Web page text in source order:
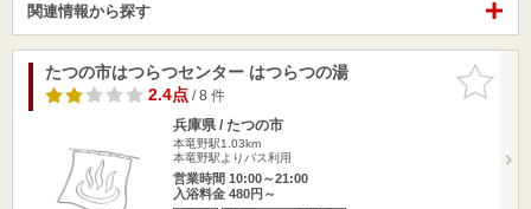
関連情報から探す
お気に入
りに追加
たつの市はつらつセンター はつらつの湯
2.4点/ 8 件
兵庫県 / たつの市
本竜野駅1.03km
本竜野駅よりバス利用
営業時間 10:00～21:00
入浴料金 480円～